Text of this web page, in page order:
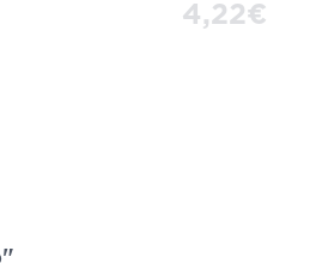
4,22€